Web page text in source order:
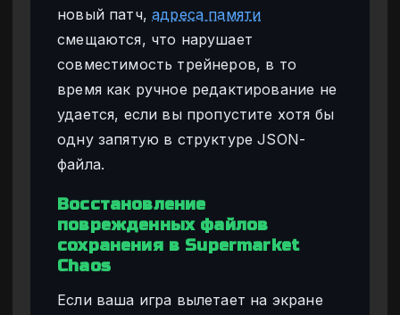
новый патч,адреса памяти
смещаются, что нарушает
совместимость трейнеров, в то
время как ручное редактирование не
удается, если вы пропустите хотя бы
одну запятую в структуре JSON-
файла.
Восстановление
поврежденных файлов
сохранения в Supermarket
Chaos
Если ваша игра вылетает на экране